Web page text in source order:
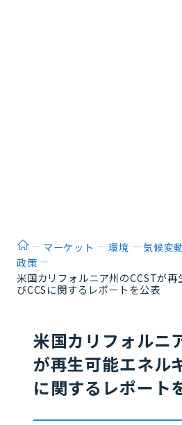
ホームマーケット 環境 気候変
政策
米国カリフォルニア州のCCSTが
びCCSに関するレポートを公表
米国カリフォルニ
が再生可能エネル
に関するレポート